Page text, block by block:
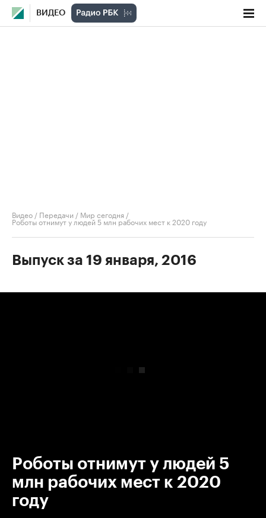
ВИДЕО
Видео / Передачи / Мир сегодня /
Роботы отнимут у людей 5 млн рабочих мест к 2020 году
Выпуск за 19 января, 2016
Роботы отнимут у людей 5
млн рабочих мест к 2020
году